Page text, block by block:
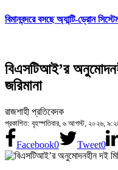
বিমানবন্দরে বসছে অ্যান্টি-ড্রোন
বিএসটিআই’র
জরিমানা
রাজশাহী প্রতিবেদক
প্রকাশিত: বৃহস্পতিবার, ৬ আগস্ট, ২০২৬,
Facebook0 Tweet0